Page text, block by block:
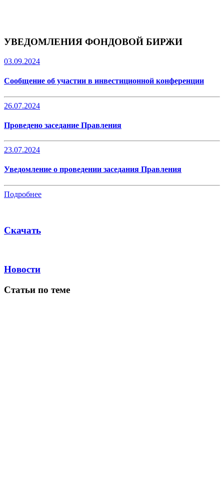
УВЕДОМЛЕНИЯ ФОНДОВОЙ БИРЖИ
03.09.2024
Сообщение об участии в инвестиционной конференции
26.07.2024
Проведено заседание Правления
23.07.2024
Уведомление о проведении заседания Правления
Подробнее
Скачать
Новости
Статьи по теме